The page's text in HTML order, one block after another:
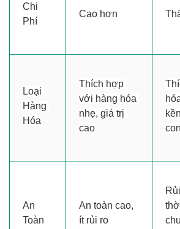
Chi
Phí
Cao hơn
Loại
Hàng
Hóa
Thích hợp
với hàng hóa
nhẹ, giá trị
cao
An
Toàn
An toàn cao,
ít rủi ro